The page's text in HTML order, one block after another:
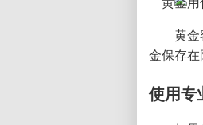
黄
金保存在
使用专